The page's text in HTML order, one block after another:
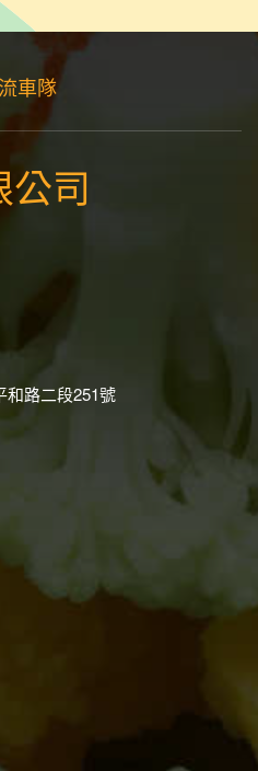
車隊
司
和路二段251號